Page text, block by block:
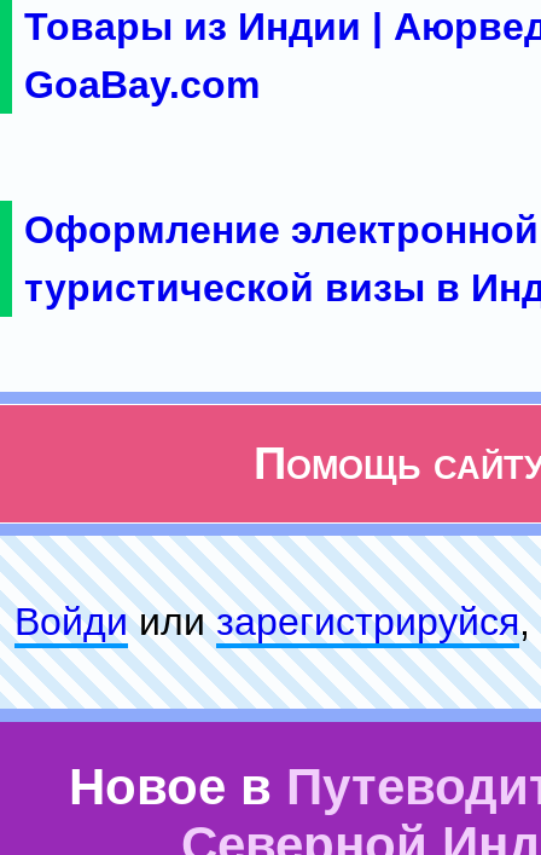
Товары из Индии |
GoaBay.com
Оформление электронной
туристической визы в
Помощь
Войдиилизарeгиcтpируйся,
Новое в